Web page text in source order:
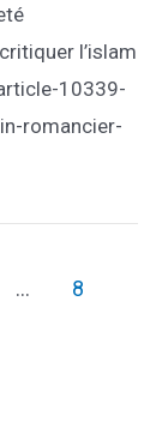
l’islam
10339-
romancier-
… 8